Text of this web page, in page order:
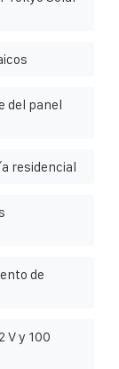
del panel
residencial
de
V y 100